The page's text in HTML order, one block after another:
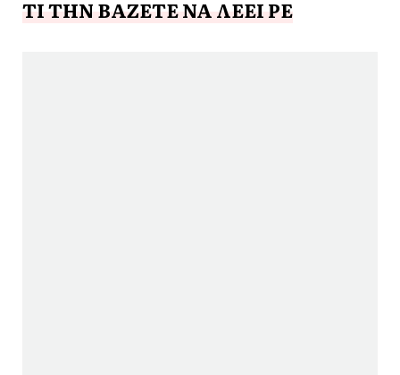
ΤΙ ΤΗΝ ΒΑΖΕΤΕ ΝΑ ΛΕΕΙ ΡΕ